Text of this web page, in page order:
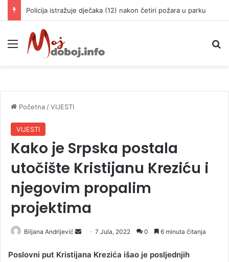
Policija istražuje dječaka (12) nakon četiri požara u parku
Meni
Početna /VIJESTI
VIJESTI
Kako je Srpska postala
utočište Kristijanu Kreziću i
njegovim propalim
projektima
Biljana Andrijević
n
7 Jula, 2022 0 6 minuta čitanja
Poslovni put Kristijana Krezića išao je posljednjih